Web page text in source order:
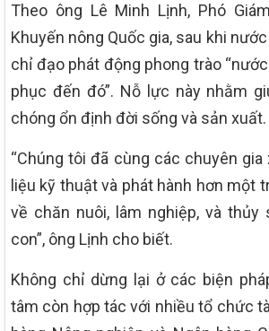
Theo ông Lê Minh Lịnh, Phó
Khuyến nông Quốc gia, sau khi
chỉ đạo phát động phong trào
phục đến đó”. Nỗ lực này nhằm
chóng ổn định đời sống và sản xuất.
“Chúng tôi đã cùng các chuyên
liệu kỹ thuật và phát hành hơn một
về chăn nuôi, lâm nghiệp, và
con”, ông Lịnh cho biết.
Không chỉ dừng lại ở các biện
tâm còn hợp tác với nhiều tổ chức